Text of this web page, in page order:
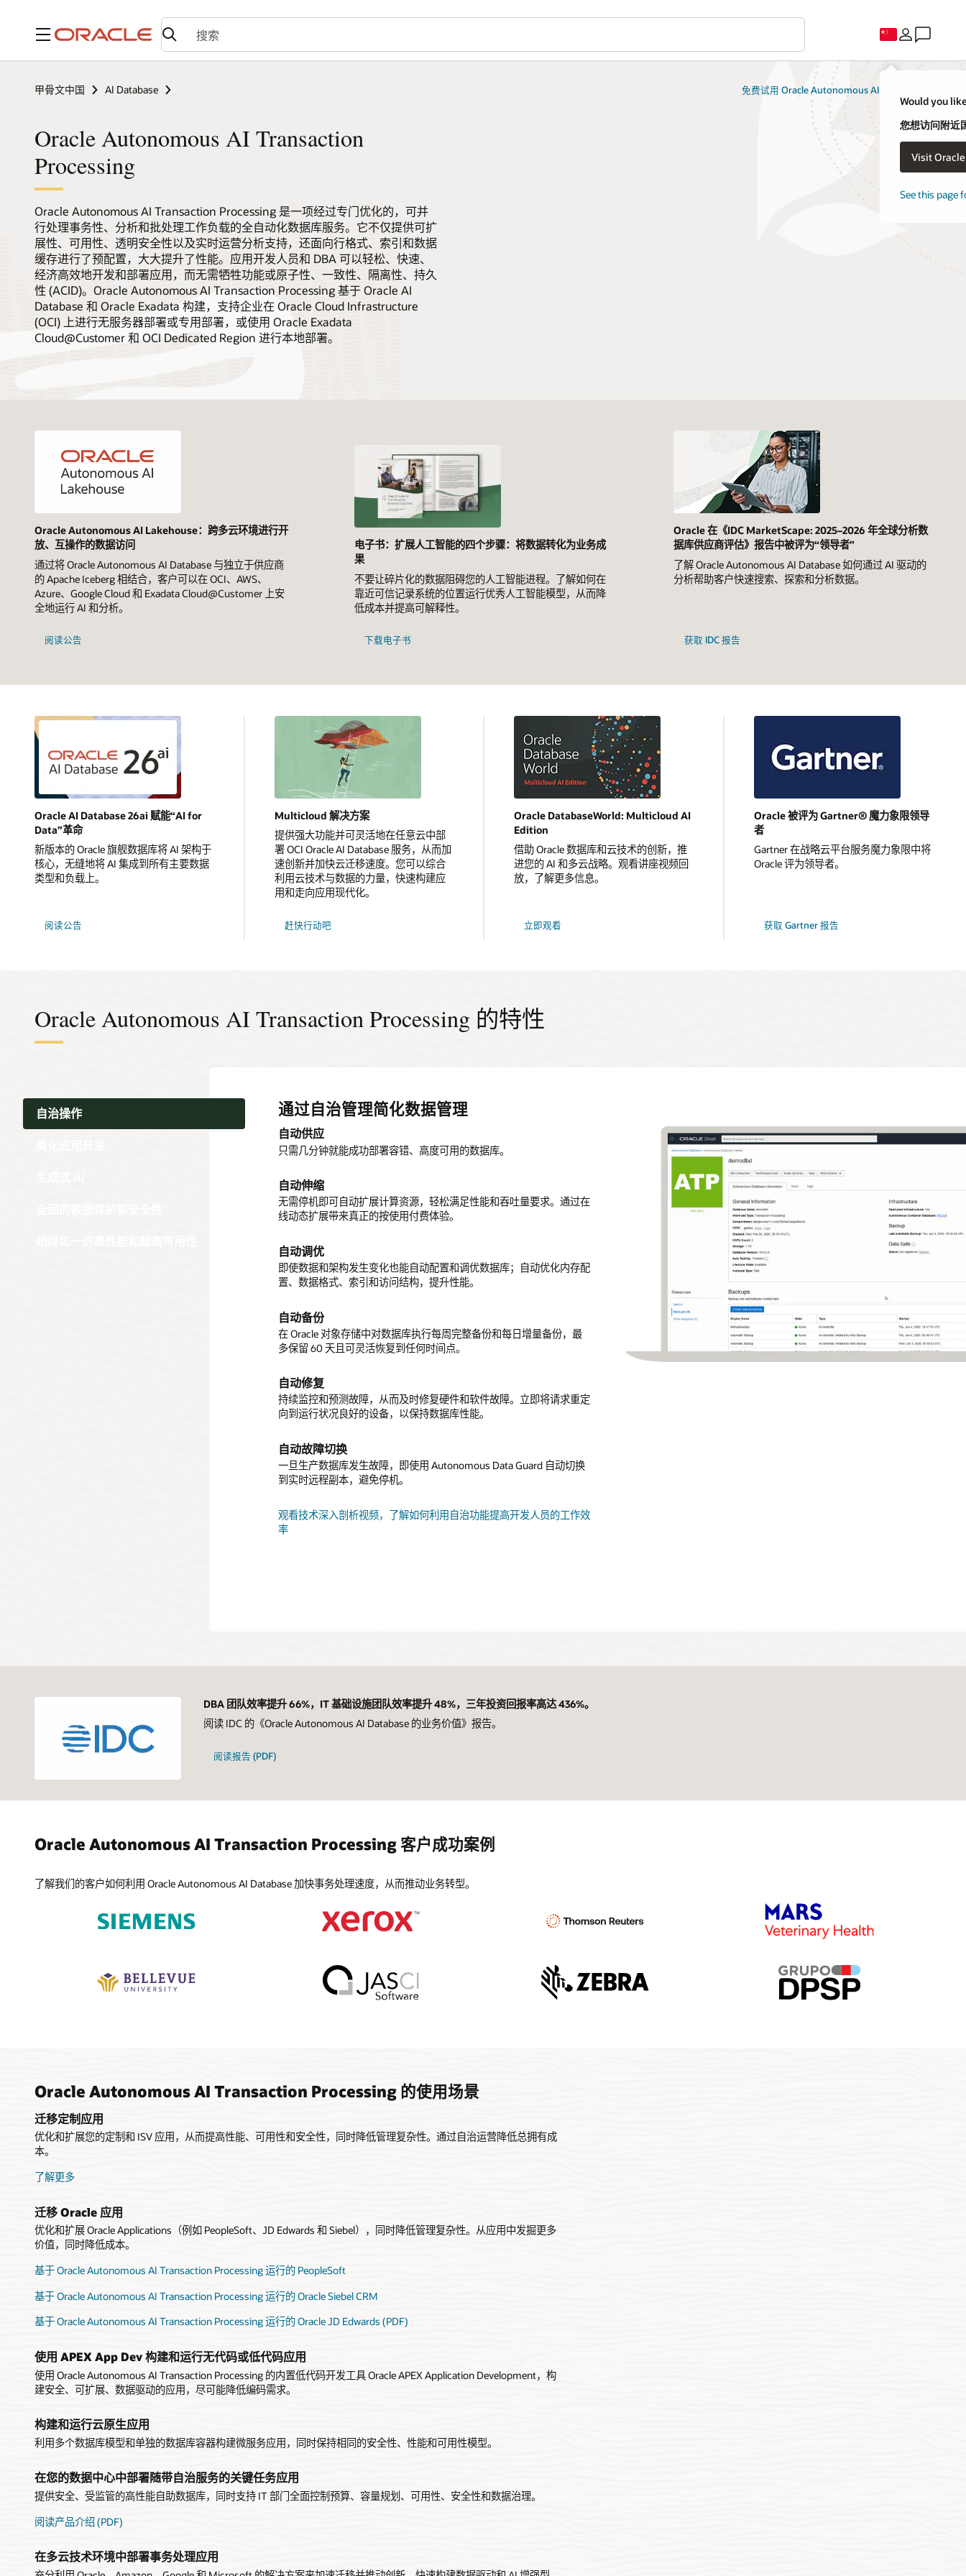
菜单
Would you
您想访问附近
Visit
See this page
甲骨文中国 AI Database 免费试用 Oracle Autonomous AI Database
Oracle Autonomous AI Transaction
Processing
Oracle Autonomous AI Transaction Processing 是一项经过专门优化的，可并
行处理事务性、分析和批处理工作负载的全自动化数据库服务。它不仅提供可扩
展性、可用性、透明安全性以及实时运营分析支持，还面向行格式、索引和数据
缓存进行了预配置，大大提升了性能。应用开发人员和 DBA 可以轻松、快速、
经济高效地开发和部署应用，而无需牺牲功能或原子性、一致性、隔离性、持久
性 (ACID)。Oracle Autonomous AI Transaction Processing 基于 Oracle AI
Database 和 Oracle Exadata 构建，支持企业在 Oracle Cloud Infrastructure
(OCI) 上进行无服务器部署或专用部署，或使用 Oracle Exadata
Cloud@Customer 和 OCI Dedicated Region 进行本地部署。
Oracle Autonomous AI Lakehouse：跨多云环境进行开
放、互操作的数据访问
通过将 Oracle Autonomous AI Database 与独立于供应商
的 Apache Iceberg 相结合，客户可以在 OCI、AWS、
Azure、Google Cloud 和 Exadata Cloud@Customer 上安
全地运行 AI 和分析。
阅读公告
电子书：扩展人工智能的四个步骤：将数据转化为业务成
果
不要让碎片化的数据阻碍您的人工智能进程。 了解如何在
靠近可信记录系统的位置运行优秀人工智能模型，从而降
低成本并提高可解释性。
下载电子书
Oracle 在《IDC MarketScape: 2025–2026 年全球分析数
据库供应商评估》报告中被评为“领导者”
了解 Oracle Autonomous AI Database 如何通过 AI 驱动的
分析帮助客户快速搜索、探索和分析数据。
获取 IDC 报告
Oracle AI Database 26ai 赋能“AI for
Data”革命
新版本的 Oracle 旗舰数据库将 AI 架构于
核心，无缝地将 AI 集成到所有主要数据
类型和负载上。
阅读公告
Multicloud 解决方案
提供强大功能并可灵活地在任意云中部
署 OCI Oracle AI Database 服务，从而加
速创新并加快云迁移速度。您可以综合
利用云技术与数据的力量，快速构建应
用和走向应用现代化。
赶快行动吧
Oracle DatabaseWorld: Multicloud AI
Edition
借助 Oracle 数据库和云技术的创新，推
进您的 AI 和多云战略。观看讲座视频回
放，了解更多信息。
立即观看
Oracle 被评为 Gartner® 魔力象限领导
者
Gartner 在战略云平台服务魔力象限中将
Oracle 评为领导者。
获取 Gartner 报告
Oracle Autonomous AI Transaction Processing 的特性
自治操作 通过自治管理简化数据管理
自动供应
只需几分钟就能成功部署容错、高度可用的数据库。
自动伸缩
无需停机即可自动扩展计算资源，轻松满足性能和吞吐量要求。通过在
线动态扩展带来真正的按使用付费体验。
自动调优
即使数据和架构发生变化也能自动配置和调优数据库；自动优化内存配
置、数据格式、索引和访问结构，提升性能。
自动备份
在 Oracle 对象存储中对数据库执行每周完整备份和每日增量备份，最
多保留 60 天且可灵活恢复到任何时间点。
自动修复
持续监控和预测故障，从而及时修复硬件和软件故障。立即将请求重定
向到运行状况良好的设备，以保持数据库性能。
自动故障切换
一旦生产数据库发生故障，即使用 Autonomous Data Guard 自动切换
到实时远程副本，避免停机。
观看技术深入剖析视频，了解如何利用自治功能提高开发人员的工作效
率
利用低代码工具和功能简化应用开发
支持关系和非关系数据模型
对文档、图形、空间、JSON 和 XML 等多种数据类型提供原生支持，
问题。
通过 REST API 支持现代应用开发
REST 更简单、快速地访问数据。
无代码/低代码开发
Database 中，可消除 98% 的手动编码工作。使用 APEX，开发人员能
够快速构建各种复杂应用。
提供 30 多种机器学习算法、自动机器学习功能以及与开源 Python 和 R
的集成，让您无需将数据移出数据库即可轻松构建机器学习模型和分析
仪表盘。
面向 API 驱动开发的自助工具
Oracle Autonomous AI Database Data Studio
支持内置自助数据加载和
数据转换，同时还能提供业务模型，帮助您轻松加载任意数据、运行涉
及多种数据类型的复杂查询、构建高级分析模型、实现信息可视化、捕
快速克隆
集成的生成式 AI 功能
Select AI 功能使 Autonomous AI Database 可以理解用户使用自然语言
提出的问题。用户在使用此功能时，不需要了解底层数据或 SQL 语
Select AI
利用数据库的高度安全性降低风险
不间断加密
利用由您创建和控制的加密密钥来自动加密整个数据库或者备份，轻松
自动修补
零停机地修补和升级数据库，确保第一时间堵住安全漏洞。修补活动丝
数据隐私保护
借助该特性，数据库管理员无需查看客户数据即可执行所有管理任务。
敏感数据安全性
Oracle Autonomous AI Transaction Processing 自带 Oracle Data Safe，
监视安全控制。
高级审计
审计日志，以便满足分析、取证和合规性需求。
确保稳定的高性能
高性能
提供针对数据库优化的硬件、自治调优以及索引功能，其延迟低
始终在线
结合使用 Oracle Gen 2 Cloud Infrastructure、Oracle Real Application
超过 99.995% 的可用性*。
防范人为错误
Flashback，可立即回退针对应用架构的意外更改，轻松防范人为错
误。该技术支持在所有级别执行恢复操作，包括行、事务、表乃至整个
数据库。
Oracle Autonomous AI Database 的可用性度量
* 使用 Autonomous Data Guard 时，服务级别协议 (SLA) 可达到
99.995% 的可用性。未启用 Autonomous Data Guard 时，SLA 的可用
DBA 团队效率提升 66%，IT 基础设施团队效率提升 48%，三年投资回报率高达 436%。
阅读 IDC 的《Oracle Autonomous AI Database 的业务价值》报告。
阅读报告 (PDF)
Oracle Autonomous AI Transaction Processing 客户成功案例
了解我们的客户如何利用 Oracle Autonomous AI Database 加快事务处理速度，从而推动业务转型。
Oracle Autonomous AI Transaction Processing 的使用场景
迁移定制应用
优化和扩展您的定制和 ISV 应用，从而提高性能、可用性和安全性，同时降低管理复杂性。通过自治运营降低总拥有成
本。
了解更多
迁移 Oracle 应用
优化和扩展 Oracle Applications（例如 PeopleSoft、JD Edwards 和 Siebel），同时降低管理复杂性。从应用中发掘更多
价值，同时降低成本。
基于 Oracle Autonomous AI Transaction Processing 运行的 PeopleSoft
基于 Oracle Autonomous AI Transaction Processing 运行的 Oracle Siebel CRM
基于 Oracle Autonomous AI Transaction Processing 运行的 Oracle JD Edwards (PDF)
使用 APEX App Dev 构建和运行无代码或低代码应用
使用 Oracle Autonomous AI Transaction Processing 的内置低代码开发工具 Oracle APEX Application Development，构
建安全、可扩展、数据驱动的应用，尽可能降低编码需求。
构建和运行云原生应用
利用多个数据库模型和单独的数据库容器构建微服务应用，同时保持相同的安全性、性能和可用性模型。
在您的数据中心中部署随带自治服务的关键任务应用
提供安全、受监管的高性能自助数据库，同时支持 IT 部门全面控制预算、容量规划、可用性、安全性和数据治理。
阅读产品介绍 (PDF)
在多云技术环境中部署事务处理应用